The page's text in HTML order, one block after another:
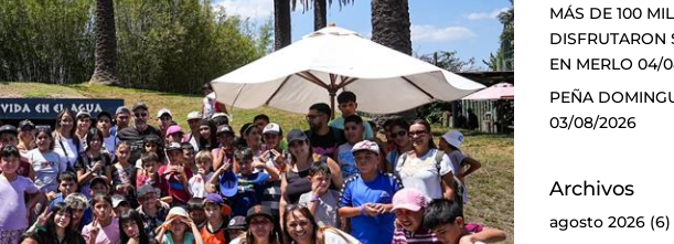
MÁS DE 100
DISFRUTARON
EN MERLO 04/
PEÑA
03/08/2026
Archivos
agosto 2026(6)